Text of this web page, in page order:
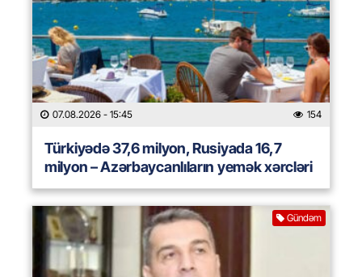
07.08.2026 - 15:45 154
Türkiyədə 37,6 milyon, Rusiyada 16,7
milyon – Azərbaycanlıların yemək xərcləri
Gündəm